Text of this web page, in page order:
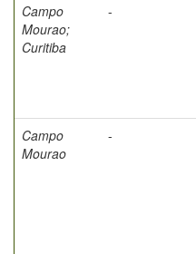
Campo
Mourao;
Curitiba
-
Campo
Mourao
-